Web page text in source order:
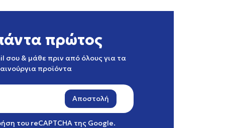
πρώτος
σου & μάθε πριν από όλους για τα
προϊόντα
Αποστολή
του reCAPTCHA της Google.